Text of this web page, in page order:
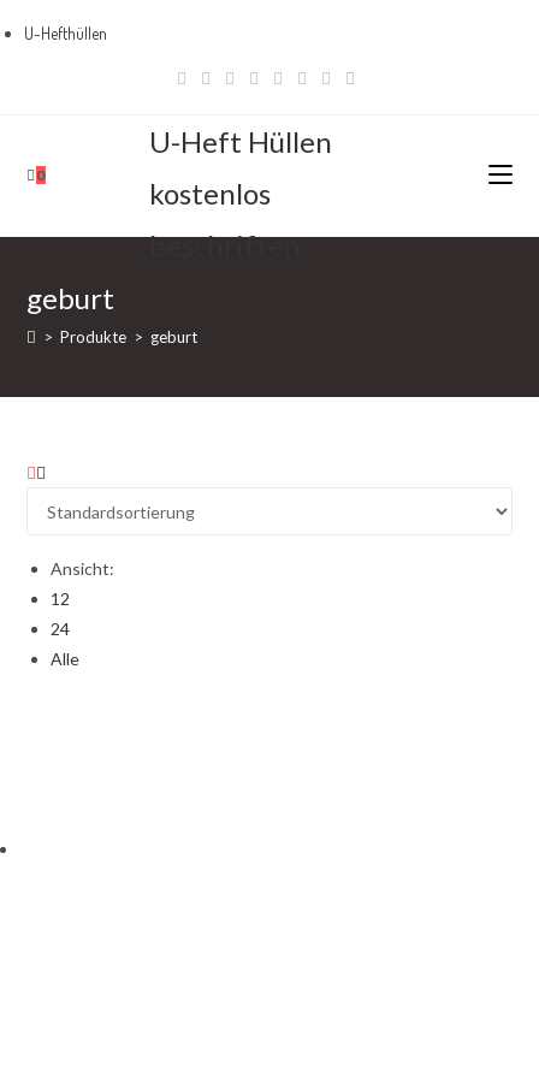
0
U-Heft Hüllen
kostenlos
beschriften
geburt
> Produkte > geburt
Ansicht:
12
24
Alle
U-Hefthüllen